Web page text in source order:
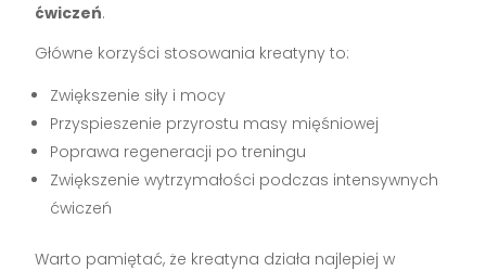
ćwiczeń.
Główne korzyści stosowania kreatyny to:
Zwiększenie siły i mocy
Przyspieszenie przyrostu masy mięśniowej
Poprawa regeneracji po treningu
Zwiększenie wytrzymałości podczas intensywnych
ćwiczeń
Warto pamiętać, że kreatyna działa najlepiej w